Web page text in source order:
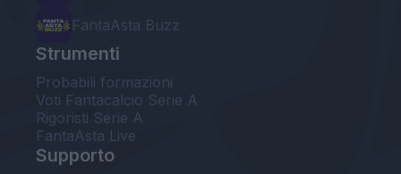
FantaAsta Buzz
Strumenti
Probabili formazioni
Voti Fantacalcio Serie A
Rigoristi Serie A
FantaAsta Live
Supporto